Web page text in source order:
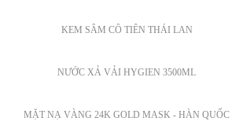
KEM SÂM CÔ TIÊN THÁI LAN
NƯỚC XẢ VẢI HYGIEN 3500ML
MẶT NẠ VÀNG 24K GOLD MASK - HÀN QUỐC